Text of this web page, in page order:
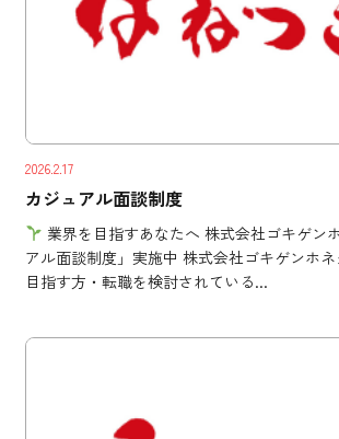
2026.2.17
カジュアル面談制度
業界を目指すあなたへ 株式会社ゴキゲン
アル面談制度」実施中 株式会社ゴキゲンホ
目指す方・転職を検討されている...